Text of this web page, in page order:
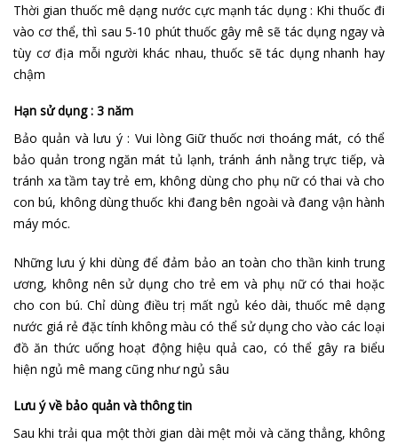
Thời gian thuốc mê dạng nước cực mạnh tác dụng : Khi thuốc đi
vào cơ thể, thì sau 5-10 phút thuốc gây mê sẽ tác dụng ngay và
tùy cơ địa mỗi người khác nhau, thuốc sẽ tác dụng nhanh hay
chậm
Hạn sử dụng : 3 năm
Bảo quản và lưu ý : Vui lòng Giữ thuốc nơi thoáng mát, có thể
bảo quản trong ngăn mát tủ lạnh, tránh ánh nằng trực tiếp, và
tránh xa tầm tay trẻ em, không dùng cho phụ nữ có thai và cho
con bú, không dùng thuốc khi đang bên ngoài và đang vận hành
máy móc.
Những lưu ý khi dùng để đảm bảo an toàn cho thần kinh trung
ương, không nên sử dụng cho trẻ em và phụ nữ có thai hoặc
cho con bú. Chỉ dùng điều trị mất ngủ kéo dài, thuốc mê dạng
nước giá rẻ đặc tính không màu có thể sử dụng cho vào các loại
đồ ăn thức uống hoạt động hiệu quả cao, có thể gây ra biểu
hiện ngủ mê mang cũng như ngủ sâu
Lưu ý về bảo quản và thông tin
Sau khi trải qua một thời gian dài mệt mỏi và căng thẳng, không